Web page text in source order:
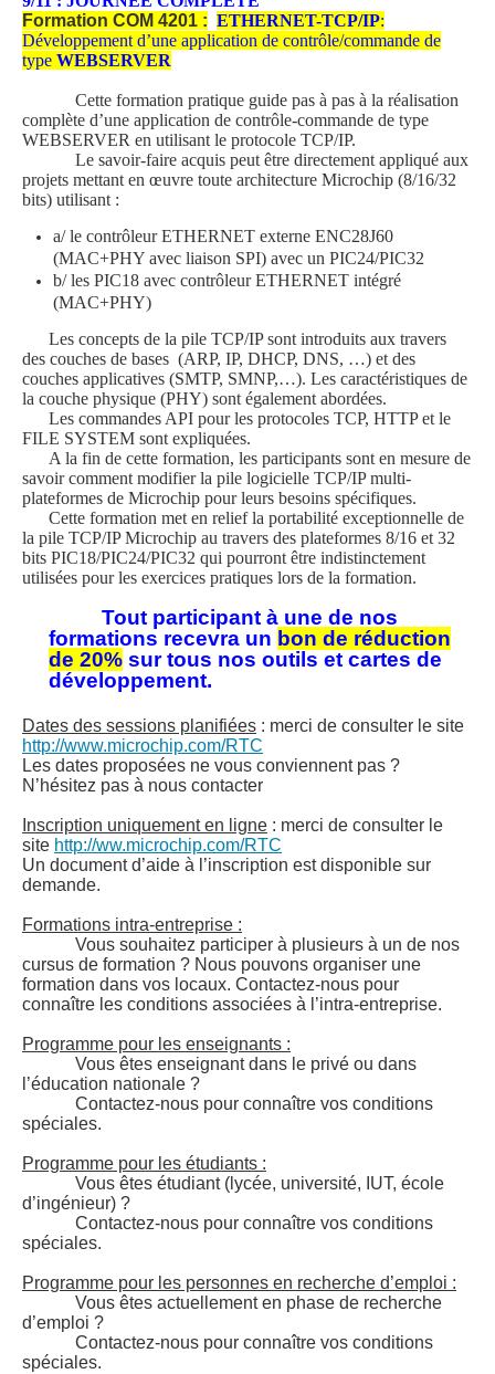
Formation COM 4201 : ETHERNET-TCP/IP:
Développement d’une application de contrôle/commande de
type WEBSERVER
Cette formation pratique guide pas à pas à la réalisation
complète d’une application de contrôle-commande de type
WEBSERVER en utilisant le protocole TCP/IP.
Le savoir-faire acquis peut être directement appliqué aux
projets mettant en œuvre toute architecture Microchip (8/16/32
bits) utilisant :
a/ le contrôleur ETHERNET externe ENC28J60
(MAC+PHY avec liaison SPI) avec un PIC24/PIC32
b/ les PIC18 avec contrôleur ETHERNET intégré
(MAC+PHY)
Les concepts de la pile TCP/IP sont introduits aux travers
des couches de bases (ARP, IP, DHCP, DNS, …) et des
couches applicatives (SMTP, SMNP,…). Les caractéristiques de
la couche physique (PHY) sont également abordées.
Les commandes API pour les protocoles TCP, HTTP et le
FILE SYSTEM sont expliquées.
A la fin de cette formation, les participants sont en mesure de
savoir comment modifier la pile logicielle TCP/IP multi-
plateformes de Microchip pour leurs besoins spécifiques.
Cette formation met en relief la portabilité exceptionnelle de
la pile TCP/IP Microchip au travers des plateformes 8/16 et 32
bits PIC18/PIC24/PIC32 qui pourront être indistinctement
utilisées pour les exercices pratiques lors de la formation.
Tout participant à une de nos
formations recevra un bon de réduction
de 20% sur tous nos outils et cartes de
développement.
Dates des sessions planifiées : merci de consulter le site
http://www.microchip.com/RTC
Les dates proposées ne vous conviennent pas ?
N’hésitez pas à nous contacter
Inscription uniquement en ligne : merci de consulter le
site http://ww.microchip.com/RTC
Un document d’aide à l’inscription est disponible sur
demande.
Formations intra-entreprise :
Vous souhaitez participer à plusieurs à un de nos
cursus de formation ? Nous pouvons organiser une
formation dans vos locaux. Contactez-nous pour
connaître les conditions associées à l’intra-entreprise.
Programme pour les enseignants :
Vous êtes enseignant dans le privé ou dans
l’éducation nationale ?
Contactez-nous pour connaître vos conditions
spéciales.
Programme pour les étudiants :
Vous êtes étudiant (lycée, université, IUT, école
d’ingénieur) ?
Contactez-nous pour connaître vos conditions
spéciales.
Programme pour les personnes en recherche d’emploi :
Vous êtes actuellement en phase de recherche
d’emploi ?
Contactez-nous pour connaître vos conditions
spéciales.